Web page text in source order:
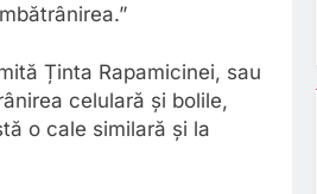
Ținta Rapamicinei, sau
celulară și bolile,
o cale similară și la